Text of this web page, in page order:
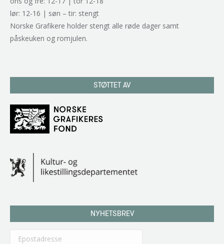
lør: 12-16 | søn – tir: stengt
Norske Grafikere holder stengt alle røde dager samt
påskeuken og romjulen.
STØTTET AV
NYHETSBREV